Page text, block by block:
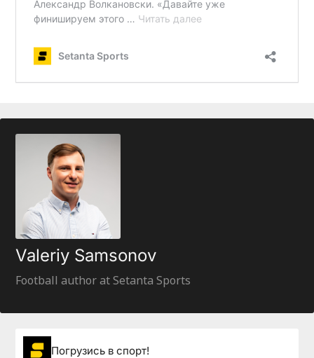
Valeriy Samsonov
Football author at Setanta Sports
Погрузиcь в спорт!